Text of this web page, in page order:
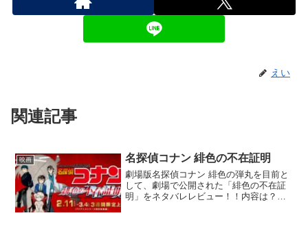
えい
関連記事
映画 名探偵コナン 緋色の不在証明
劇場版名探偵コナン 緋色の弾丸を目前と
して、劇場で公開された「緋色の不在証
明」をネタバレレビュー！！内容は？新